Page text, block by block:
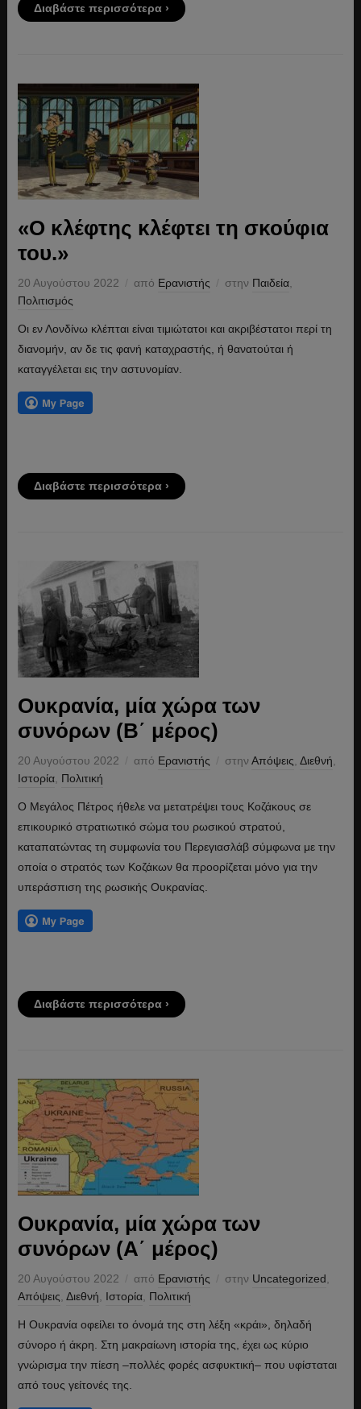
Διαβάστε περισσότερα ›
«Ο κλέφτης κλέφτει τη σκούφια
του.»
20 Αυγούστου 2022 από Ερανιστής στην Παιδεία,
Πολιτισμός
Οι εν Λονδίνω κλέπται είναι τιμιώτατοι και ακριβέστατοι περί τη
διανομήν, αν δε τις φανή καταχραστής, ή θανατούται ή
καταγγέλεται εις την αστυνομίαν.
Διαβάστε περισσότερα ›
Ουκρανία, μία χώρα των
συνόρων (Β΄ μέρος)
20 Αυγούστου 2022 από Ερανιστής στηνΑπόψεις Διεθνή
Ιστορία, Πολιτική
Ο Μεγάλος Πέτρος ήθελε να μετατρέψει τους Κοζάκους σε
επικουρικό στρατιωτικό σώμα του ρωσικού στρατού,
καταπατώντας τη συμφωνία του Περεγιασλάβ σύμφωνα με την
οποία ο στρατός των Κοζάκων θα προορίζεται μόνο για την
υπεράσπιση της ρωσικής Ουκρανίας.
Διαβάστε περισσότερα ›
Ουκρανία, μία χώρα των
συνόρων (Α΄ μέρος)
20 Αυγούστου 2022 από Ερανιστής στην Uncategorized
Απόψεις Διεθνή Ιστορία, Πολιτική
Η Ουκρανία οφείλει το όνομά της στη λέξη «κράι», δηλαδή
σύνορο ή άκρη. Στη μακραίωνη ιστορία της, έχει ως κύριο
γνώρισμα την πίεση –πολλές φορές ασφυκτική– που υφίσταται
από τους γείτονές της.